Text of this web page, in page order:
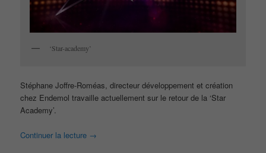
‘Star-academy’
Stéphane Joffre-Roméas, directeur développement et création
chez Endemol travaille actuellement sur le retour de la ‘Star
Academy’.
Continuer la lecture →